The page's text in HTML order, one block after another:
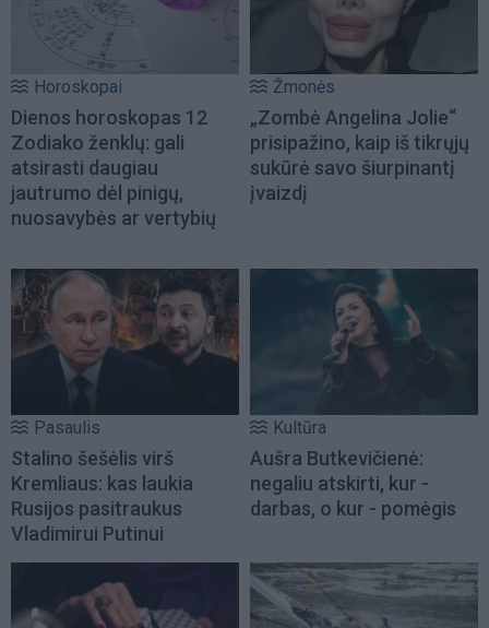
Horoskopai
Dienos horoskopas 12
Zodiako ženklų: gali
atsirasti daugiau
jautrumo dėl pinigų,
nuosavybės ar vertybių
Žmonės
„Zombė Angelina Jolie“
prisipažino, kaip iš tikrųjų
sukūrė savo šiurpinantį
įvaizdį
Pasaulis
Stalino šešėlis virš
Kremliaus: kas laukia
Rusijos pasitraukus
Vladimirui Putinui
Kultūra
Aušra Butkevičienė:
negaliu atskirti, kur -
darbas, o kur - pomėgis